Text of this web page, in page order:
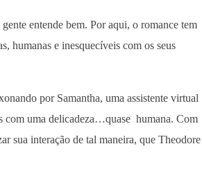
entende bem. Por aqui, o romance tem
humanas e inesquecíveis com os seus
por Samantha, uma assistente virtual
com uma delicadeza…quase humana. Com
sua interação de tal maneira, que Theodore